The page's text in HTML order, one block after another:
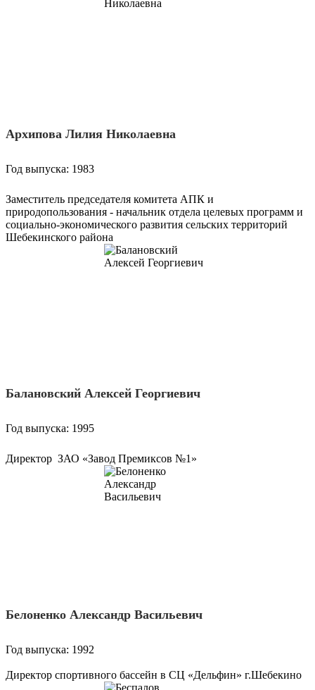
Архипова Лилия Николаевна
Год выпуска: 1983
Заместитель председателя комитета АПК и
природопользования - начальник отдела целевых программ и
социально-экономического развития сельских территорий
Шебекинского района
Балановский Алексей Георгиевич
Год выпуска: 1995
Директор ЗАО «Завод Премиксов №1»
Белоненко Александр Васильевич
Год выпуска: 1992
Директор спортивного бассейн в СЦ «Дельфин» г.Шебекино